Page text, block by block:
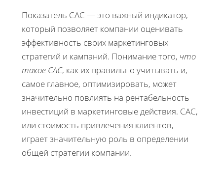
Показатель CAC — это важный индикатор,
который позволяет компании оценивать
эффективность своих маркетинговых
стратегий и кампаний. Понимание того, что
такое CAC, как их правильно учитывать и,
самое главное, оптимизировать, может
значительно повлиять на рентабельность
инвестиций в маркетинговые действия. CAC,
или стоимость привлечения клиентов,
играет значительную роль в определении
общей стратегии компании.